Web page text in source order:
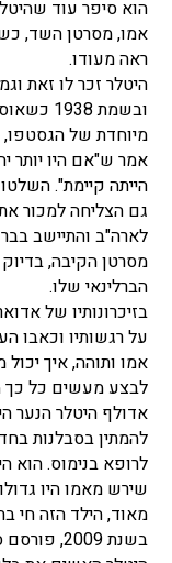
ראה מעודו.
היטלר זכר לו זאת
ובשמת
מיוחדת של
אמר ש"אם היו יותר
הייתה קיימת".
מסרטן הקיבה,
הברלינאי שלו.
בזיכרונותיו של
על רגשותיו וכאבו
אמו ותוהה, איך
לבצע מעשים כל כך
אדולף היטלר הנער
להמתין בסבלנות
לרופא בנימוס. הוא
שירש מאמו היו
מאוד, הילד הזה חי